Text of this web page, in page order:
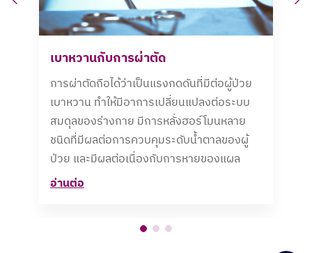
เบาหวานกับการผ่าตัด
การผ่าตัดถือได้ว่าเป็นแรงกดดันที่มีต่อผู้ป่วย
เบาหวาน ทำให้มีอาการเปลี่ยนแปลงต่อระบบ
สมดุลของร่างกาย มีการหลั่งฮอร์โมนหลาย
ชนิดที่มีผลต่อการควบคุมระดับน้ำตาลของผู้
ป่วย และมีผลต่อเนื่องกับการหายของแผล
อ่านต่อ